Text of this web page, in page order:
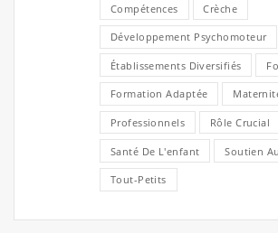
Compétences Crèche
Développement Psychomoteur
Établissements Diversifiés
Formation Adaptée
Professionnels Rôle Crucial
Santé De L'enfant Soutien
Tout-Petits